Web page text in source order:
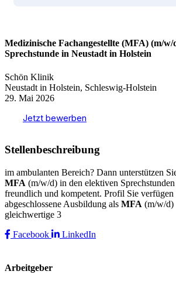
Medizinische Fachangestellte (MFA) (m/
Sprechstunde in Neustadt in Holstein
Schön Klinik
Neustadt in Holstein, Schleswig-Holstein
29. Mai 2026
Jetzt bewerben
Stellenbeschreibung
im ambulanten Bereich? Dann unterstützen
MFA (m/w/d) in den elektiven
freundlich und kompetent. Profil Sie verfügen
abgeschlossene Ausbildung als MFA (m/w/d)
gleichwertige 3
Facebook
LinkedIn
Arbeitgeber